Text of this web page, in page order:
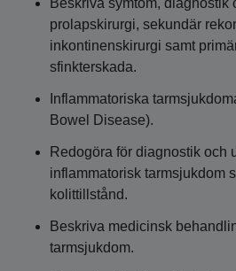
Beskriva symtom, diagnostik
prolapskirurgi, sekundär
inkontinenskirurgi samt
sfinkterskada.
Inflammatoriska
Bowel Disease).
Redogöra för diagnostik och
inflammatorisk tarmsjukdom
kolittillstånd.
Beskriva medicinsk
tarmsjukdom.